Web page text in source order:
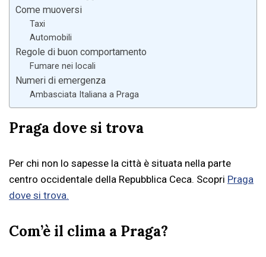
Come muoversi
Taxi
Automobili
Regole di buon comportamento
Fumare nei locali
Numeri di emergenza
Ambasciata Italiana a Praga
Praga dove si trova
Per chi non lo sapesse la città è situata nella parte
centro occidentale della Repubblica Ceca. Scopri Praga
dove si trova.
Com’è il clima a Praga?